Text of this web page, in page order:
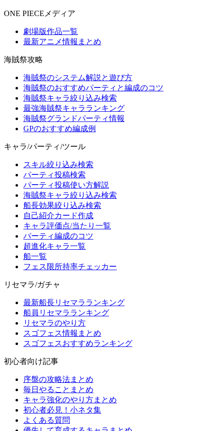
ONE PIECEメディア
劇場版作品一覧
最新アニメ情報まとめ
海賊祭攻略
海賊祭のシステム解説と遊び方
海賊祭のおすすめパーティと編成のコツ
海賊祭キャラ絞り込み検索
最強海賊祭キャラランキング
海賊祭グランドパーティ情報
GPのおすすめ編成例
キャラ/パーティ/ツール
スキル絞り込み検索
パーティ投稿検索
パーティ投稿使い方解説
海賊祭キャラ絞り込み検索
船長効果絞り込み検索
自己紹介カード作成
キャラ評価点/当たり一覧
パーティ編成のコツ
超進化キャラ一覧
船一覧
フェス限所持率チェッカー
リセマラ/ガチャ
最新船長リセマラランキング
船員リセマラランキング
リセマラのやり方
スゴフェス情報まとめ
スゴフェスおすすめランキング
初心者向け記事
序盤の攻略法まとめ
毎日やることまとめ
キャラ強化のやり方まとめ
初心者必見！小ネタ集
よくある質問